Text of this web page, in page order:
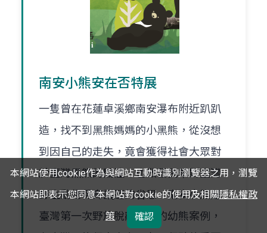
南安小熊安在否特展
一隻曾在花蓮卓溪鄉南安瀑布附近趴趴
造，找不到黑熊媽媽的小黑熊，從沒想
到因自己的走失，竟會獲得社會大眾對
於臺灣黑熊的關注，也啟發民眾對臺灣
野生動物保育議題的省思。南安小熊是
臺灣第一次野放脫離母熊的幼熊案例，
本網站使用cookie作為與網站互動時識別瀏覽器之用，瀏覽
本網站即表示您同意本網站對cookie的使用及相關隱私權政
策
確認